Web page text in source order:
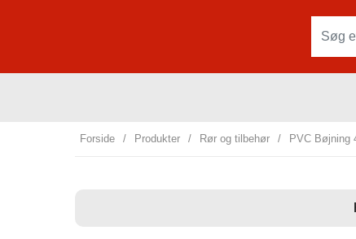
Forside / Produkter / Rør og tilbehør / PVC Bøjning